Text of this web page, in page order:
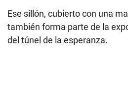
Ese sillón, cubierto con una
también forma parte de la
del túnel de la esperanza.